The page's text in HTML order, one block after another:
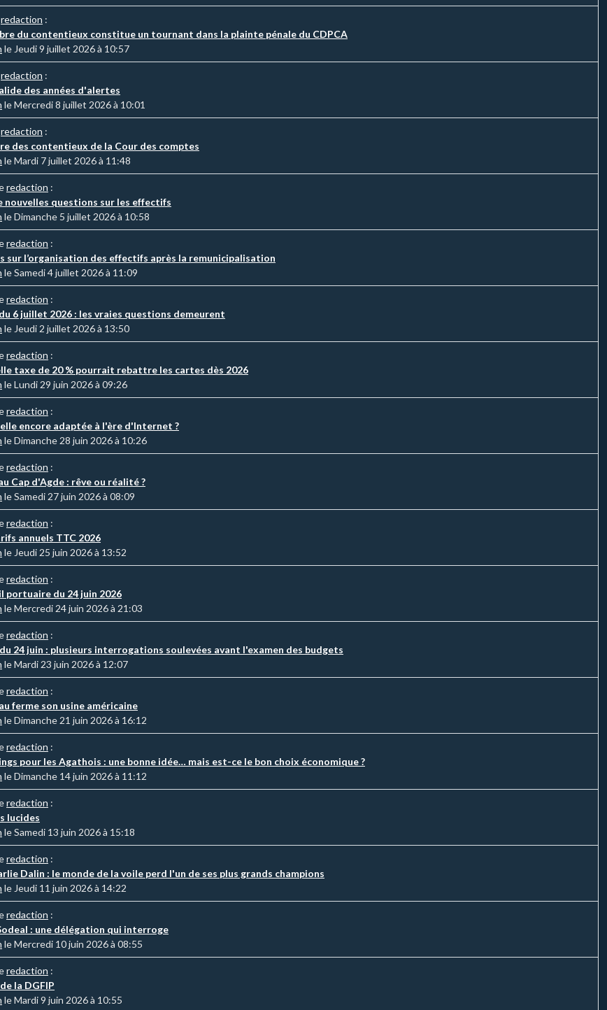
redaction :
du contentieux constitue un tournant dans la plainte pénale du CDPCA
le Jeudi 9 juillet 2026 à 10:57
redaction :
des années d'alertes
le Mercredi 8 juillet 2026 à 10:01
redaction :
des contentieux de la Cour des comptes
le Mardi 7 juillet 2026 à 11:48
redaction :
nouvelles questions sur les effectifs
le Dimanche 5 juillet 2026 à 10:58
redaction :
sur l’organisation des effectifs après la remunicipalisation
le Samedi 4 juillet 2026 à 11:09
redaction :
6 juillet 2026 : les vraies questions demeurent
le Jeudi 2 juillet 2026 à 13:50
redaction :
taxe de 20 % pourrait rebattre les cartes dès 2026
le Lundi 29 juin 2026 à 09:26
redaction :
encore adaptée à l'ère d'Internet ?
le Dimanche 28 juin 2026 à 10:26
redaction :
Cap d'Agde : rêve ou réalité ?
le Samedi 27 juin 2026 à 08:09
redaction :
annuels TTC 2026
le Jeudi 25 juin 2026 à 13:52
redaction :
portuaire du 24 juin 2026
le Mercredi 24 juin 2026 à 21:03
redaction :
24 juin : plusieurs interrogations soulevées avant l'examen des budgets
le Mardi 23 juin 2026 à 12:07
redaction :
ferme son usine américaine
le Dimanche 21 juin 2026 à 16:12
redaction :
pour les Agathois : une bonne idée… mais est-ce le bon choix économique ?
le Dimanche 14 juin 2026 à 11:12
redaction :
lucides
le Samedi 13 juin 2026 à 15:18
redaction :
Dalin : le monde de la voile perd l'un de ses plus grands champions
le Jeudi 11 juin 2026 à 14:22
redaction :
: une délégation qui interroge
le Mercredi 10 juin 2026 à 08:55
redaction :
la DGFIP
le Mardi 9 juin 2026 à 10:55